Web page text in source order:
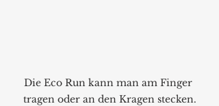
Die Eco Run kann man am Finger
tragen oder an den Kragen stecken.